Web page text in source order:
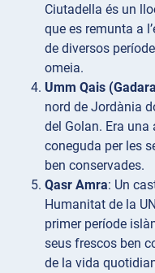
Ciutadella és un
que es remunta a
de diversos
omeia.
Umm Qais
nord de Jordània
del Golan. Era
coneguda per les
ben conservades.
Qasr Amra: Un
Humanitat de la
primer període
seus frescos ben
de la vida